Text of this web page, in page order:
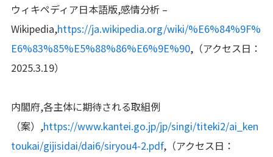
ウィキペディア日本語版,感情分析 –
Wikipedia,https://ja.wikipedia.org/wiki/%E6%84%9F%
E6%83%85%E5%88%86%E6%9E%90,（アクセス日：
2025.3.19）
内閣府,各主体に期待される取組例
（案）,https://www.kantei.go.jp/jp/singi/titeki2/ai_ken
toukai/gijisidai/dai6/siryou4-2.pdf,（アクセス日：